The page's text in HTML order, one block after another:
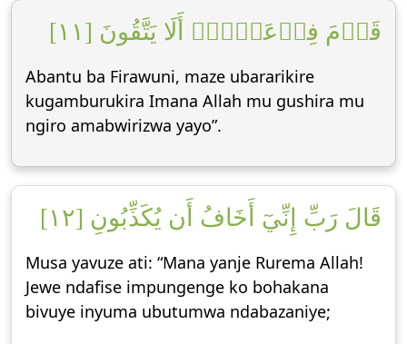
قَوۡمَ فِرۡعَوۡنَۚ أَلَا يَتَّقُونَ [١١]
Abantu ba Firawuni, maze ubararikire
kugamburukira Imana Allah mu gushira mu
ngiro amabwirizwa yayo”.
قَالَ رَبِّ إِنِّيٓ أَخَافُ أَن يُكَذِّبُونِ [١٢]
Musa yavuze ati: “Mana yanje Rurema Allah!
Jewe ndafise impungenge ko bohakana
bivuye inyuma ubutumwa ndabazaniye;